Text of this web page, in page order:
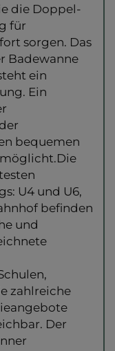
die Doppel-
für
sorgen. Das
Badewanne
ein
Ein
bequemen
U4 und U6,
befinden
und
zahlreiche
Der